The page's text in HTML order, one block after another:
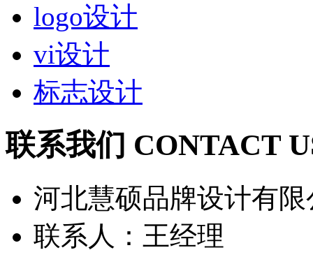
logo设计
vi设计
标志设计
联系我们 CONTACT
河北慧硕品牌设计有限
联系人：王经理